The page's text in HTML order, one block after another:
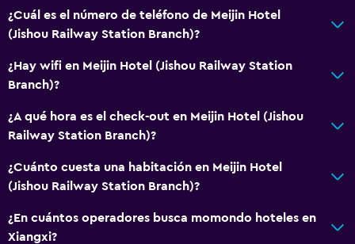
¿Cuál es el número de teléfono de Meijin Hotel
(Jishou Railway Station Branch)?
¿Hay wifi en Meijin Hotel (Jishou Railway Station
Branch)?
¿A qué hora es el check-out en Meijin Hotel (Jishou
Railway Station Branch)?
¿Cuánto cuesta una habitación en Meijin Hotel
(Jishou Railway Station Branch)?
¿En cuántos operadores busca momondo hoteles en
Xiangxi?